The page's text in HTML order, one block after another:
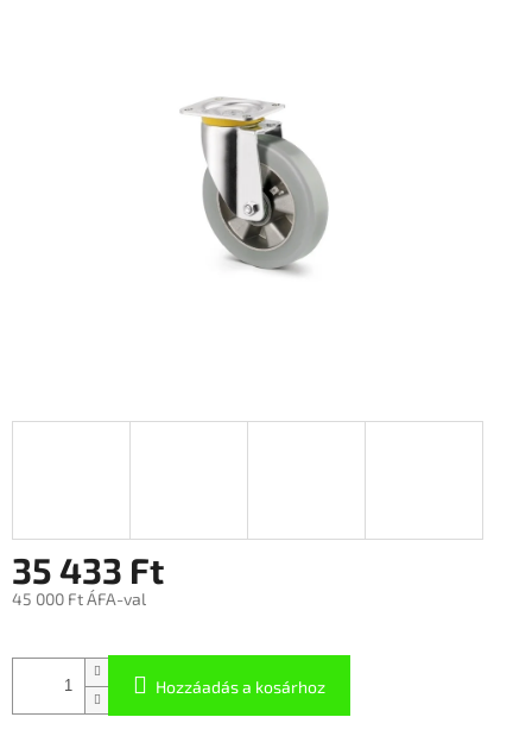
35 433 Ft
45 000 Ft ÁFA-val
Hozzáadás a kosárhoz